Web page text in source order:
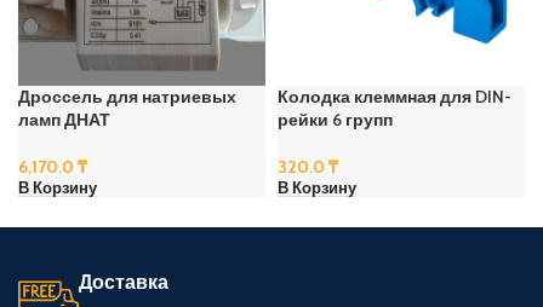
Дроссель для натриевых
ламп ДНАТ
6,170.0 ₸
В Корзину
Колодка клеммная для DIN-
рейки 6 групп
320.0 ₸
В Корзину
Доставка